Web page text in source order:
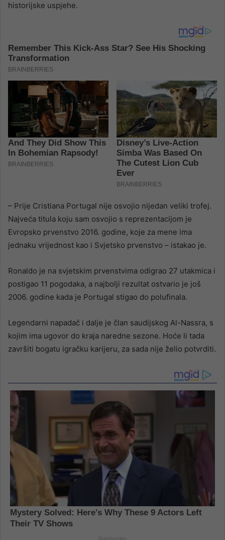
historijske uspjehe.
– Prije Cristiana Portugal nije osvojio nijedan veliki trofej.
Najveća titula koju sam osvojio s reprezentacijom je
Evropsko prvenstvo 2016. godine, koje za mene ima
jednaku vrijednost kao i Svjetsko prvenstvo – istakao je.
Ronaldo je na svjetskim prvenstvima odigrao 27 utakmica i
postigao 11 pogodaka, a najbolji rezultat ostvario je još
2006. godine kada je Portugal stigao do polufinala.
Legendarni napadač i dalje je član saudijskog Al-Nassra, s
kojim ima ugovor do kraja naredne sezone. Hoće li tada
završiti bogatu igračku karijeru, za sada nije želio potvrditi.